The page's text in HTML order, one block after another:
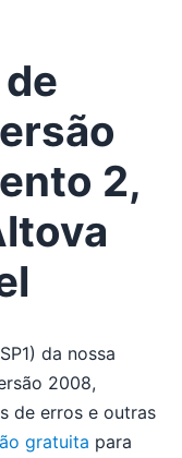
de
2,
da nossa
2008,
de erros e outras
gratuita para